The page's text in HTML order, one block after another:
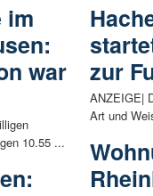
im
war
10.55 ...
zur
ANZEIGE|
Art und